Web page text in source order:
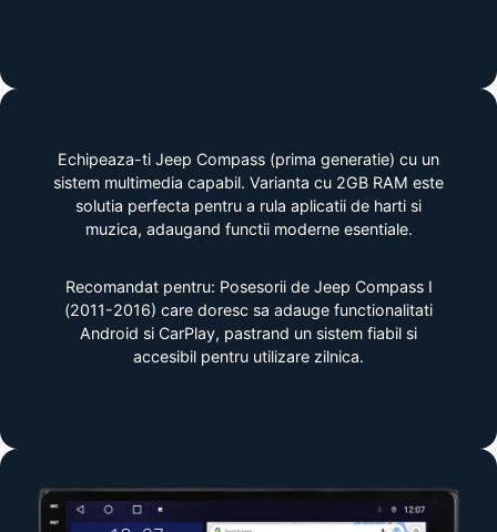
Echipeaza-ti Jeep Compass (prima generatie) cu un
sistem multimedia capabil. Varianta cu 2GB RAM este
solutia perfecta pentru a rula aplicatii de harti si
muzica, adaugand functii moderne esentiale.
Recomandat pentru: Posesorii de Jeep Compass I
(2011-2016) care doresc sa adauge functionalitati
Android si CarPlay, pastrand un sistem fiabil si
accesibil pentru utilizare zilnica.